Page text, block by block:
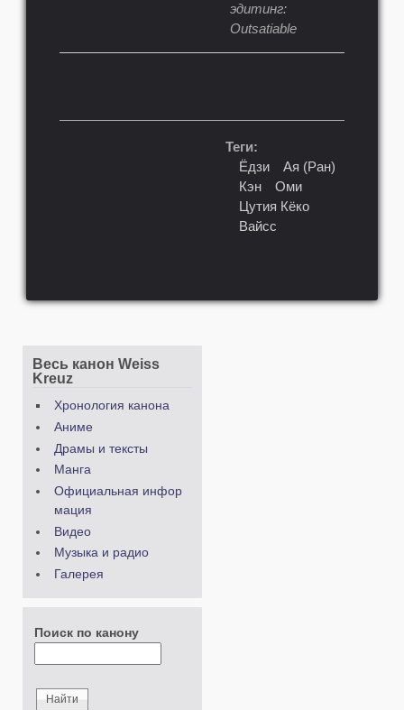
эдитинг:
Outsatiable
Теги:
Ёдзи
Ая (Ран)
Кэн
Оми
Цутия Кёко
Вайсс
Весь канон Weiss
Kreuz
Хронология канона
Аниме
Драмы и тексты
Манга
Официальная инфор
мация
Видео
Музыка и радио
Галерея
Поиск по канону